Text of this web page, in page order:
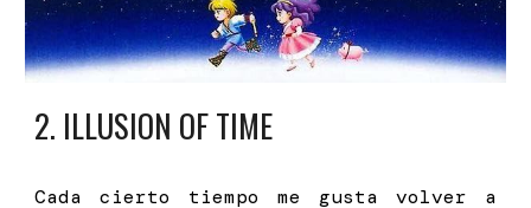
2. ILLUSION OF TIME
Cada cierto tiempo me gusta volver a